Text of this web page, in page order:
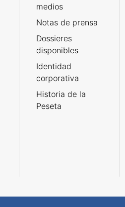
medios
Notas de prensa
Dossieres
disponibles
Identidad
corporativa
Historia de la
Peseta